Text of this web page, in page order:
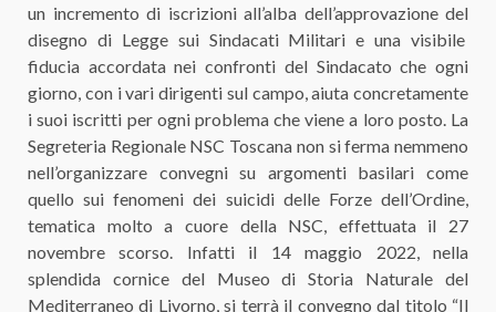
un incremento di iscrizioni all’alba dell’approvazione del
disegno di Legge sui Sindacati Militari e una visibile
fiducia accordata nei confronti del Sindacato che ogni
giorno, con i vari dirigenti sul campo, aiuta concretamente
i suoi iscritti per ogni problema che viene a loro posto. La
Segreteria Regionale NSC Toscana non si ferma nemmeno
nell’organizzare convegni su argomenti basilari come
quello sui fenomeni dei suicidi delle Forze dell’Ordine,
tematica molto a cuore della NSC, effettuata il 27
novembre scorso. Infatti il 14 maggio 2022, nella
splendida cornice del Museo di Storia Naturale del
Mediterraneo di Livorno, si terrà il convegno dal titolo “Il